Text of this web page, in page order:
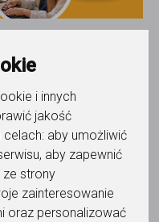
i innych
jakość
celach: aby umożliwić
, aby zapewnić
ze strony
zainteresowanie
oraz personalizować